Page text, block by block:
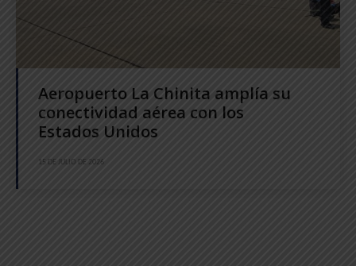
Aeropuerto La Chinita amplía su
conectividad aérea con los
Estados Unidos
15 DE JULIO DE 2026